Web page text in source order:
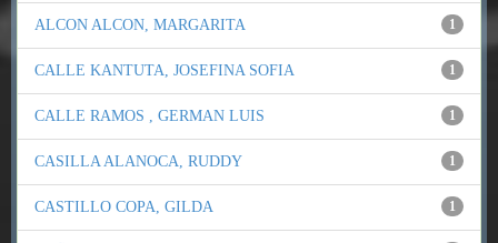
1
ALCON ALCON, MARGARITA
1
CALLE KANTUTA, JOSEFINA SOFIA
1
CALLE RAMOS , GERMAN LUIS
1
CASILLA ALANOCA, RUDDY
1
CASTILLO COPA, GILDA